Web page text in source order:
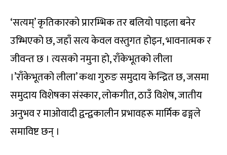
‘सत्यम्’ कृतिकारको प्रारम्भिक तर बलियो पाइला बनेर
उभ्भिएको छ, जहाँ सत्य केवल वस्तुगत होइन, भावनात्मक र
जीवन्त छ । त्यसको नमुना हो, राँकेभूतको लीला
।’राँकेभूतको लीला’ कथा गुरुङ समुदाय केन्द्रित छ, जसमा
समुदाय विशेषका संस्कार, लोकगीत, ठाउँ विशेष, जातीय
अनुभव र माओवादी द्वन्द्वकालीन प्रभावहरू मार्मिक ढङ्गले
समाविष्ट छन् ।